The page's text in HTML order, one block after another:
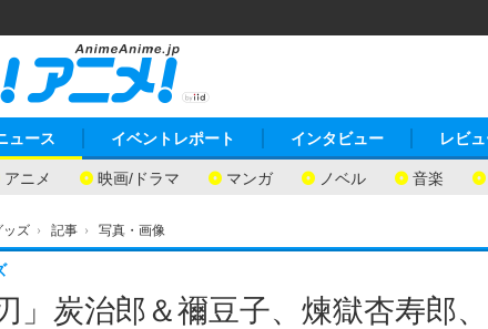
ュース
アニメ 映画/ドラマ マンガ ノベル 音楽
イベントレポート インタビュー レビ
ッズ › 記事 › 写真・画像
」炭治郎＆禰豆子、煉獄杏寿郎